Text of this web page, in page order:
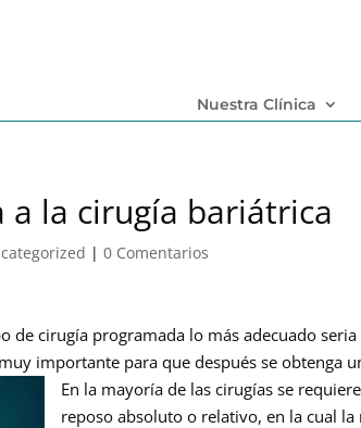
Nuestra Clínica
a la cirugía bariátrica
|0 Comentarios
de cirugía programada lo más adecuado
importante para que después se obtenga
En la mayoría de las cirugías se
reposo absoluto o relativo, en la cual